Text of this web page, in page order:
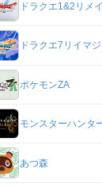
ドラクエ1&2リメ
ドラクエ7リイマ
ポケモンZA
モンスターハンタ
あつ森